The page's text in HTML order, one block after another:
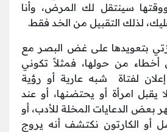
سينتقل لك المرض، وأنا
لذلك التقبيل من الخد فقط.
بتعويدها على غض البصر مع
من حولها، فمثلاً تكوني
لفتاة شبه عارية أو رؤية
يقبل امرأة أو يحتضنها، أو عند
بعض الدعايات المخلة للأدب، أو
أو الكارتون نكتشف أنه يروج